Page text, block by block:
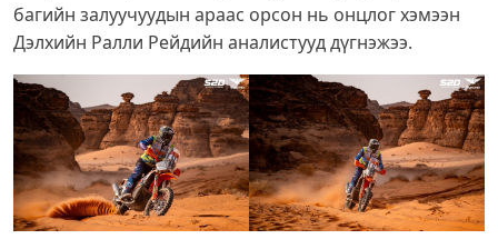
багийн залуучуудын араас орсон нь онцлог хэмээн
Дэлхийн Ралли Рейдийн аналистууд дүгнэжээ.